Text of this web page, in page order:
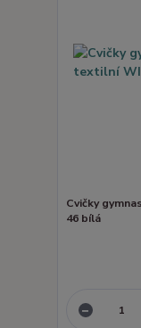
Cvičky
46 bílá